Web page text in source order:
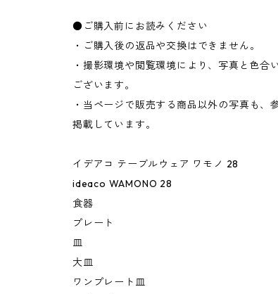
●ご購入前にお読みください
・ご購入後の返品や交換はできません。
・撮影環境や閲覧環境により、写真と色合
ございます。
・当ページで販売する商品以外の写真も、
掲載しています。
イデアコ テーブルウェア ワモノ 28
ideaco WAMONO 28
食器
プレート
皿
大皿
ワンプレート皿